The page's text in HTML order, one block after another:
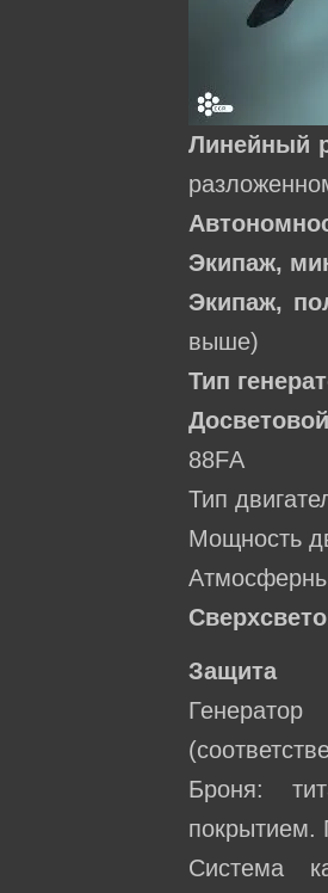
Линейный
Экипаж,
Экипаж,
выше)
Тип
88FА
Тип
Мощность
Защита
Броня:
покрытием.
Система